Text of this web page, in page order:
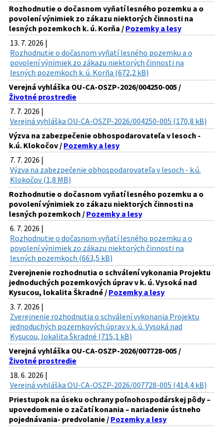
Rozhodnutie o dočasnom vyňatí lesného pozemku a o
povolení výnimiek zo zákazu niektorých činnosti na
lesných pozemkoch k. ú. Korňa / Pozemky a lesy
13. 7. 2026 |
Rozhodnutie o dočasnom vyňatí lesného pozemku a o
povolení výnimiek zo zákazu niektorých činnosti na
lesných pozemkoch k. ú. Korňa (672,2 kB)
Verejná vyhláška OU-CA-OSZP-2026/004250-005 /
Životné prostredie
7. 7. 2026 |
Verejná vyhláška OU-CA-OSZP-2026/004250-005 (170,8 kB)
Výzva na zabezpečenie obhospodarovateľa v lesoch -
k.ú. Klokočov / Pozemky a lesy
7. 7. 2026 |
Výzva na zabezpečenie obhospodarovateľa v lesoch - k.ú.
Klokočov (1,8 MB)
Rozhodnutie o dočasnom vyňatí lesného pozemku a o
povolení výnimiek zo zákazu niektorých činnosti na
lesných pozemkoch / Pozemky a lesy
6. 7. 2026 |
Rozhodnutie o dočasnom vyňatí lesného pozemku a o
povolení výnimiek zo zákazu niektorých činnosti na
lesných pozemkoch (663,5 kB)
Zverejnenie rozhodnutia o schválení vykonania Projektu
jednoduchých pozemkových úprav v k. ú. Vysoká nad
Kysucou, lokalita Škradné / Pozemky a lesy
3. 7. 2026 |
Zverejnenie rozhodnutia o schválení vykonania Projektu
jednoduchých pozemkových úprav v k. ú. Vysoká nad
Kysucou, lokalita Škradné (715,1 kB)
Verejná vyhláška OU-CA-OSZP-2026/007728-005 /
Životné prostredie
18. 6. 2026 |
Verejná vyhláška OU-CA-OSZP-2026/007728-005 (414,4 kB)
Priestupok na úseku ochrany poľnohospodárskej pôdy –
upovedomenie o začatí konania – nariadenie ústneho
pojednávania- predvolanie / Pozemky a lesy